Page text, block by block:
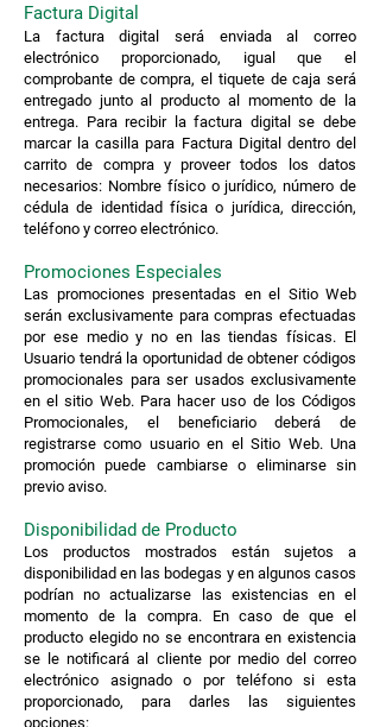
Factura Digital
La factura digital será enviada al correo
electrónico proporcionado, igual que el
comprobante de compra, el tiquete de caja será
entregado junto al producto al momento de la
entrega. Para recibir la factura digital se debe
marcar la casilla para Factura Digital dentro del
carrito de compra y proveer todos los datos
necesarios: Nombre físico o jurídico, número de
cédula de identidad física o jurídica, dirección,
teléfono y correo electrónico.
Promociones Especiales
Las promociones presentadas en el Sitio Web
serán exclusivamente para compras efectuadas
por ese medio y no en las tiendas físicas. El
Usuario tendrá la oportunidad de obtener códigos
promocionales para ser usados exclusivamente
en el sitio Web. Para hacer uso de los Códigos
Promocionales, el beneficiario deberá de
registrarse como usuario en el Sitio Web. Una
promoción puede cambiarse o eliminarse sin
previo aviso.
Disponibilidad de Producto
Los productos mostrados están sujetos a
disponibilidad en las bodegas y en algunos casos
podrían no actualizarse las existencias en el
momento de la compra. En caso de que el
producto elegido no se encontrara en existencia
se le notificará al cliente por medio del correo
electrónico asignado o por teléfono si esta
proporcionado, para darles las siguientes
opciones: